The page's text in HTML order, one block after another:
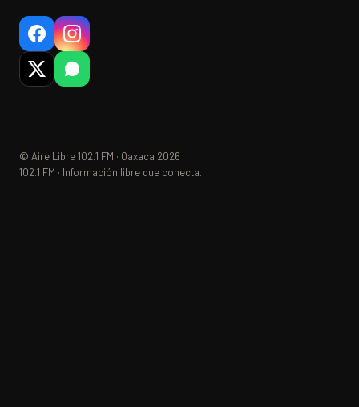
© Aire Libre 102.1 FM · Oaxaca 2026
102.1 FM · Información libre que conecta.